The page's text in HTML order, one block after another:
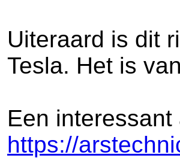
Uiteraard is dit
Tesla. Het is
Een
https://